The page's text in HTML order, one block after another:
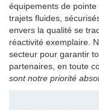
équipements de
trajets fluides,
envers la qualité se
réactivité exemplaire.
secteur pour garantir
partenaires, en toute
sont notre priorité